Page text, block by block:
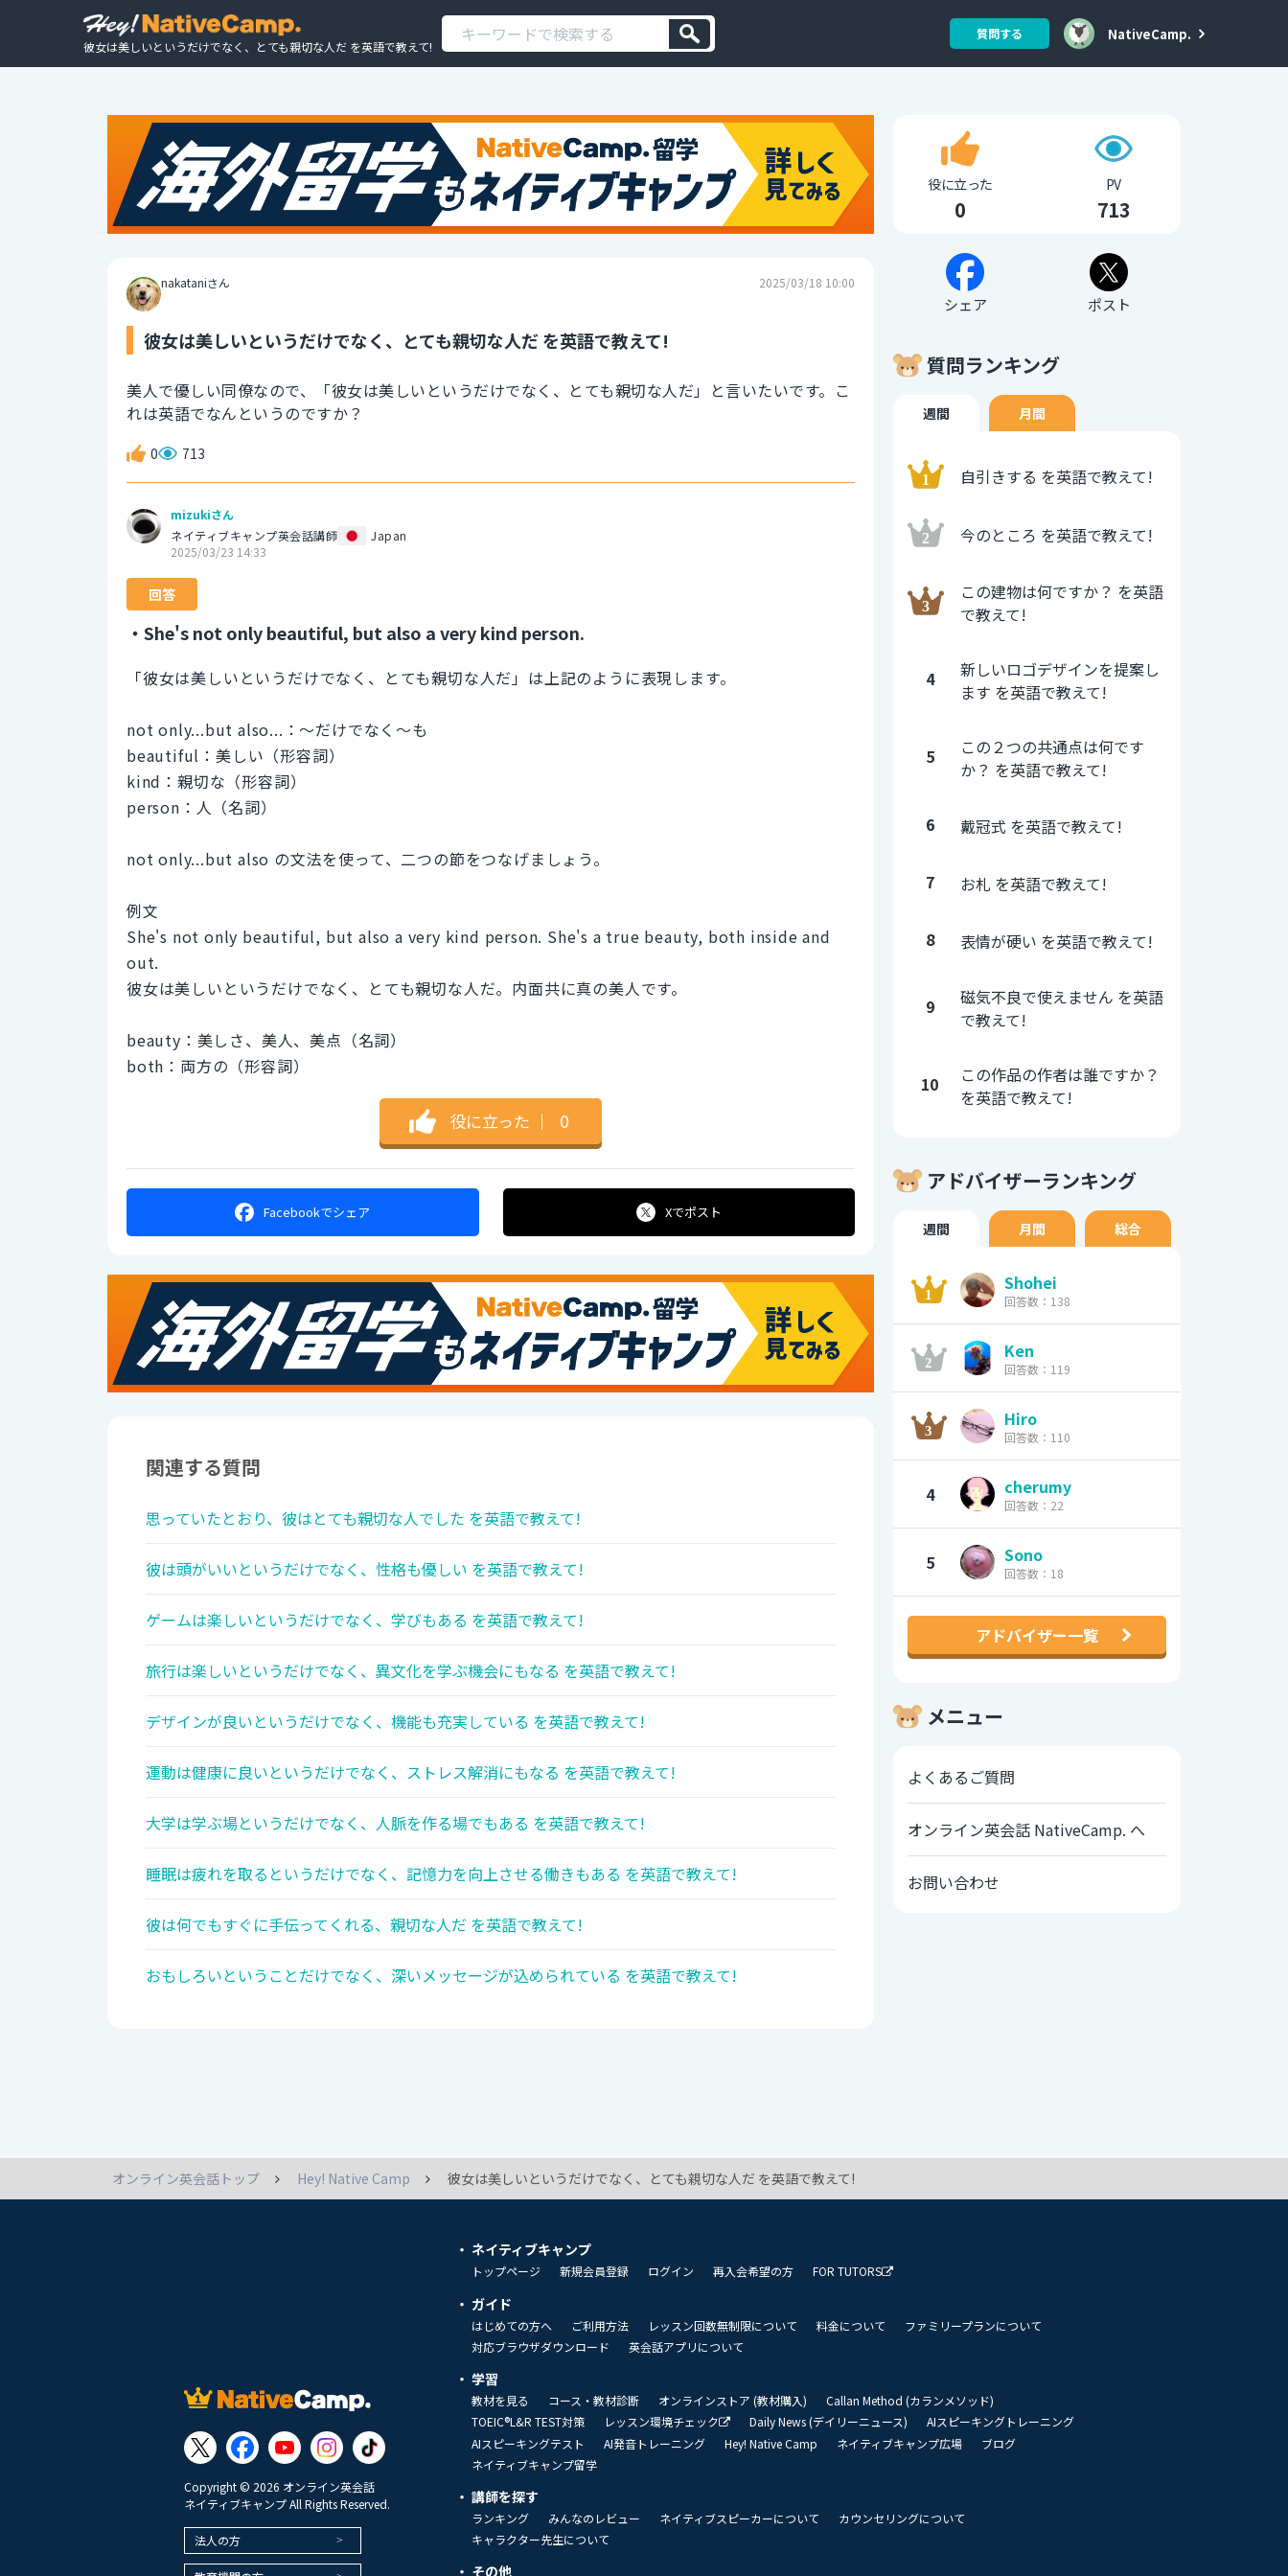
彼女は美しいというだけでなく、とても親切な人だ を英語で教えて!
質問する NativeCamp.
nakataniさん 2025/03/18 10:00
彼女は美しいというだけでなく、とても親切な人だ を英語で教えて!
美人で優しい同僚なので、「彼女は美しいというだけでなく、とても親切な人だ」と言いたいです。こ
れは英語でなんというのですか？
0 713
mizukiさん
ネイティブキャンプ英会話講師
Japan
2025/03/23 14:33
回答
・She's not only beautiful, but also a very kind person.
「彼女は美しいというだけでなく、とても親切な人だ」は上記のように表現します。
not only...but also...：～だけでなく～も
beautiful：美しい（形容詞）
kind：親切な（形容詞）
person：人（名詞）
not only...but also の文法を使って、二つの節をつなげましょう。
例文
She's not only beautiful, but also a very kind person. She's a true beauty, both inside and
out.
彼女は美しいというだけでなく、とても親切な人だ。内面共に真の美人です。
beauty：美しさ、美人、美点（名詞）
both：両方の（形容詞）
役に立った ｜ 0
Facebookでシェア Xでポスト
関連する質問
思っていたとおり、彼はとても親切な人でした を英語で教えて!
彼は頭がいいというだけでなく、性格も優しい を英語で教えて!
ゲームは楽しいというだけでなく、学びもある を英語で教えて!
旅行は楽しいというだけでなく、異文化を学ぶ機会にもなる を英語で教えて!
デザインが良いというだけでなく、機能も充実している を英語で教えて!
運動は健康に良いというだけでなく、ストレス解消にもなる を英語で教えて!
大学は学ぶ場というだけでなく、人脈を作る場でもある を英語で教えて!
睡眠は疲れを取るというだけでなく、記憶力を向上させる働きもある を英語で教えて!
彼は何でもすぐに手伝ってくれる、親切な人だ を英語で教えて!
おもしろいということだけでなく、深いメッセージが込められている を英語で教えて!
役に立った
0
PV
713
シェア ポスト
質問ランキング
週間 月間
自引きする を英語で教えて!
今のところ を英語で教えて!
この建物は何ですか？ を英語
で教えて!
4
新しいロゴデザインを提案し
ます を英語で教えて!
5
この２つの共通点は何です
か？ を英語で教えて!
6 戴冠式 を英語で教えて!
7 お札 を英語で教えて!
8 表情が硬い を英語で教えて!
9
磁気不良で使えません を英語
で教えて!
10
この作品の作者は誰ですか？
を英語で教えて!
アドバイザーランキング
週間 月間 総合
Shohei
回答数：138
Ken
回答数：119
Hiro
回答数：110
4 cherumy
回答数：22
5 Sono
回答数：18
アドバイザー一覧
メニュー
よくあるご質問
オンライン英会話 NativeCamp. へ
お問い合わせ
オンライン英会話トップ Hey! Native Camp 彼女は美しいというだけでなく、とても親切な人だ を英語で教えて!
Copyright © 2026 オンライン英会話
ネイティブキャンプ All Rights Reserved.
法人の方
ネイティブキャンプ
トップページ 新規会員登録 ログイン 再入会希望の方 FOR TUTORS
ガイド
はじめての方へ ご利用方法 レッスン回数無制限について 料金について
ファミリープランについて
対応ブラウザダウンロード
英会話アプリについて
学習
教材を見る コース・教材診断 オンラインストア (教材購入)
Callan Method (カランメソッド)
TOEIC®L&R TEST対策
レッスン環境チェック Daily News (デイリーニュース)
AIスピーキングトレーニング
AIスピーキングテスト
AI発音トレーニング Hey! Native Camp ネイティブキャンプ広場
ブログ
ネイティブキャンプ留学
講師を探す
ランキング みんなのレビュー ネイティブスピーカーについて
カウンセリングについて
キャラクター先生について
その他